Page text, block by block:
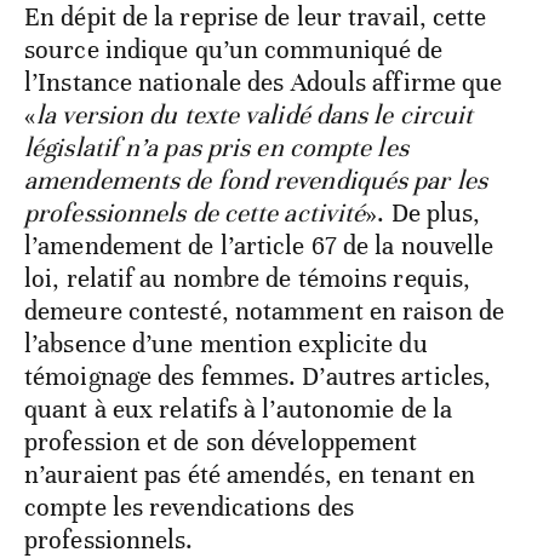
En dépit de la reprise de leur travail, cette
source indique qu’un communiqué de
l’Instance nationale des Adouls affirme que
«la version du texte validé dans le circuit
législatif n’a pas pris en compte les
amendements de fond revendiqués par les
professionnels de cette activité». De plus,
l’amendement de l’article 67 de la nouvelle
loi, relatif au nombre de témoins requis,
demeure contesté, notamment en raison de
l’absence d’une mention explicite du
témoignage des femmes. D’autres articles,
quant à eux relatifs à l’autonomie de la
profession et de son développement
n’auraient pas été amendés, en tenant en
compte les revendications des
professionnels.